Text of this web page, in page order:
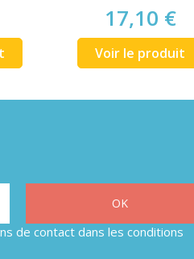
17,10 €
Voir le produit
de contact dans les conditions